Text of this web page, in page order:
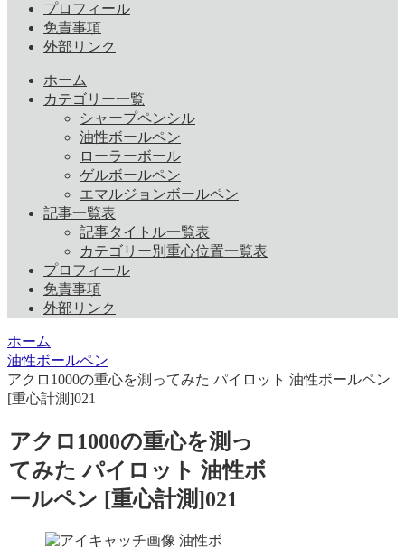
プロフィール
免責事項
外部リンク
ホーム
カテゴリー一覧
シャープペンシル
油性ボールペン
ローラーボール
ゲルボールペン
エマルジョンボールペン
記事一覧表
記事タイトル一覧表
カテゴリー別重心位置一覧表
プロフィール
免責事項
外部リンク
ホーム
油性ボールペン
アクロ1000の重心を測ってみた パイロット 油性ボールペン
[重心計測]021
アクロ1000の重心を測っ
てみた パイロット 油性ボ
ールペン [重心計測]021
油性ボ